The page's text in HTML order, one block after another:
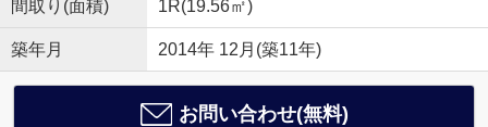
間取り(面積) 1R(19.56㎡)
築年月 2014年 12月(築11年)
お問い合わせ(無料)